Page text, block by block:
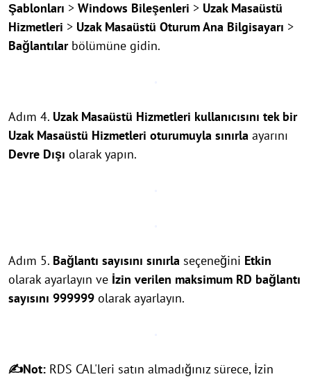
Şablonları > Windows Bileşenleri > Uzak Masaüstü
Hizmetleri > Uzak Masaüstü Oturum Ana Bilgisayarı >
Bağlantılarbölümüne gidin.
Adım 4. Uzak Masaüstü Hizmetleri kullanıcısını tek bir
Uzak Masaüstü Hizmetleri oturumuyla sınırla ayarını
Devre Dışı olarak yapın.
Adım 5. Bağlantı sayısını sınırla seçeneğini Etkin
olarak ayarlayın ve İzin verilen maksimum RD bağlantı
sayısını 999999 olarak ayarlayın.
✍Not: RDS CAL'leri satın almadığınız sürece, İzin